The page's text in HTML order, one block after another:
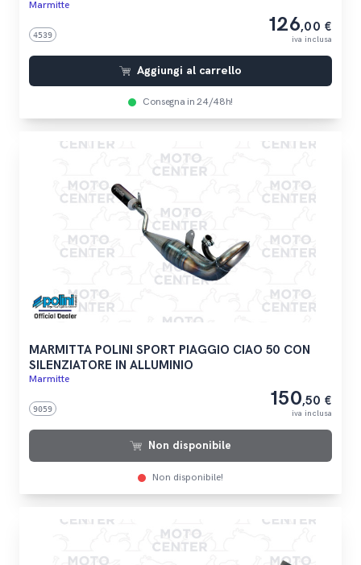
Marmitte
4539 126,00 €
iva inclusa
Aggiungi al carrello
Consegna in 24/48h!
MARMITTA POLINI SPORT PIAGGIO CIAO 50 CON
SILENZIATORE IN ALLUMINIO
Marmitte
9059 150,50 €
iva inclusa
Non disponibile
Non disponibile!